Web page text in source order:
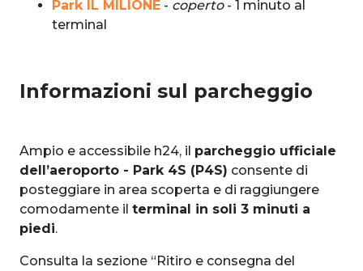
Park IL MILIONE - coperto- 1 minuto al
terminal
Informazioni sul parcheggio
Ampio e accessibile h24, il parcheggio ufficiale
dell’aeroporto - Park 4S (P4S) consente di
posteggiare in area scoperta e di raggiungere
comodamente il terminal in soli 3 minuti a
piedi.
Consulta la sezione “Ritiro e consegna del